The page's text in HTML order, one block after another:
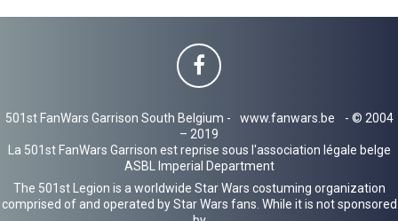
501st FanWars Garrison South Belgium - www.fanwars.be
- © 2004
– 2019
La 501st FanWars Garrison est reprise sous l'association légale belge
ASBL Imperial Department
The 501st Legion is a worldwide Star Wars costuming organization
comprised of and operated by Star Wars fans. While it is not sponsored